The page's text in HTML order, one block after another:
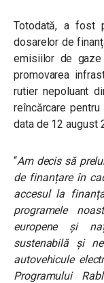
Totodată, a fost
dosarelor de
emisiilor de
promovarea
rutier nepoluant
reîncărcare
data de 12 august
“Am decis să
de finanțare în
accesul la
programele
europene și
sustenabilă și
autovehicule
Programului